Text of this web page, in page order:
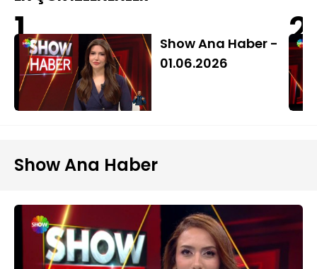
1
Show Ana Haber -
01.06.2026
2
Show Ana Haber